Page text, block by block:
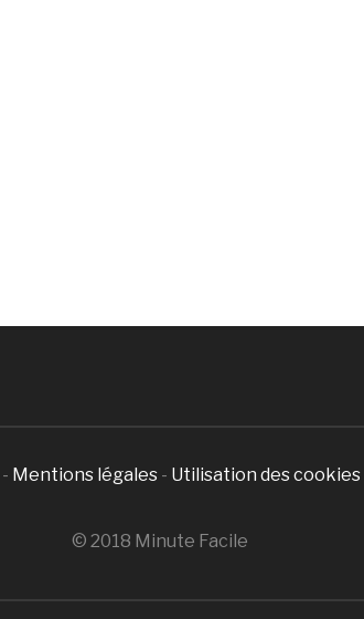
- Mentions légales - Utilisation des cookies
© 2018 Minute Facile